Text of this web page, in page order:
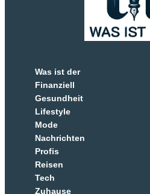
Was ist der
Finanziell
Gesundheit
Lifestyle
Mode
Nachrichten
Profis
Reisen
Tech
Zuhause